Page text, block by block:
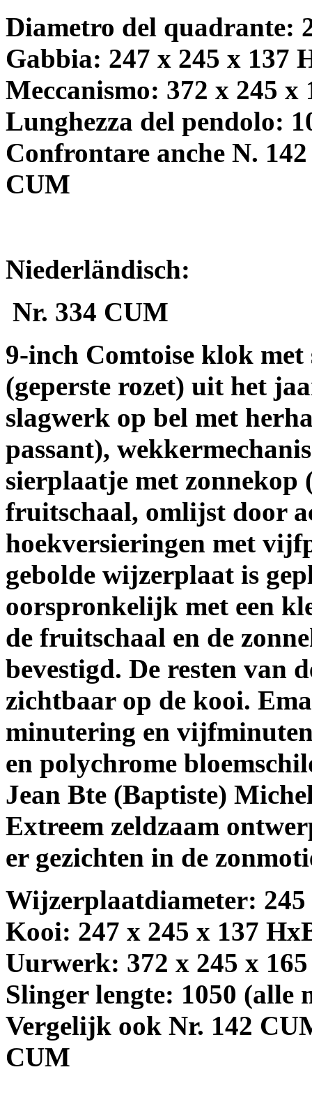
Diametro del quadrante:
Gabbia: 247 x 245 x 137
Meccanismo: 372 x 245 x
Lunghezza del pendolo:
Confrontare anche N.
CUM
Niederländisch:
Nr. 334 CUM
9-inch Comtoise klok
(geperste rozet) uit het
slagwerk op bel met
passant),
sierplaatje met
fruitschaal, omlijst door
hoekversieringen met
gebolde wijzerplaat is
oorspronkelijk met een
de fruitschaal en de
bevestigd. De resten van
zichtbaar op de kooi.
minutering en
en polychrome
Jean Bte (Baptiste)
Extreem zeldzaam
er gezichten in de
Wijzerplaatdiameter: 245
Kooi: 247 x 245 x 137
Uurwerk: 372 x 245 x
Slinger lengte: 1050 (alle
Vergelijk ook Nr. 142
CUM